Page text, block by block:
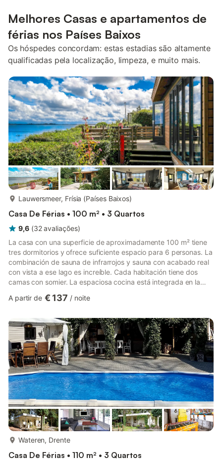
Melhores Casas e apartamentos de
férias nos Países Baixos
Os hóspedes concordam: estas estadias são altamente
qualificadas pela localização, limpeza, e muito mais.
Lauwersmeer, Frísia (Países Baixos)
Casa De Férias • 100 m² • 3 Quartos
9,6 (32 avaliações)
La casa con una superficie de aproximadamente 100 m² tiene
tres dormitorios y ofrece suficiente espacio para 6 personas. La
combinación de sauna de infrarrojos y sauna con acabado real
con vista a ese lago es increíble. Cada habitación tiene dos
camas con somier. La espaciosa cocina está integrada en la
una vista increíble del lago Lauwersmeer. El baño tiene una
dos terrazas con barbacoa. También hay una lavadora y un
lavavajillas disponibles. Hay (nl) televisión por ...
A partir de € 137 / noite
Wateren, Drente
Casa De Férias • 110 m² • 3 Quartos